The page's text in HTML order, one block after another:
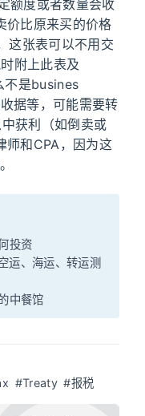
额度或者数量会收
价比原来买的价格
这张表可以不用交
附上此表及
不是busines
据等，可能需要转
获利（如倒卖或
师和CPA，因为这
投资
运、海运、转运测
中餐馆
#Treaty #报税